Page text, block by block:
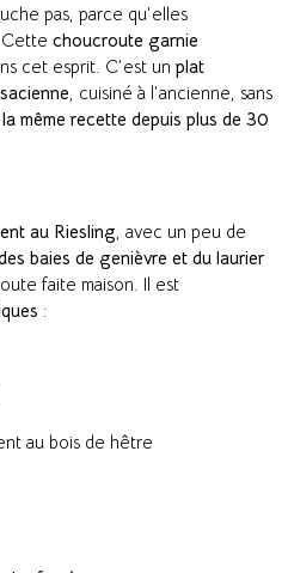
pas, parce qu’elles
choucroute garnie
cet esprit. C’est un plat
, cuisiné à l’ancienne, sans
même recette depuis plus de 30
au Riesling, avec un peu de
baies de genièvre et du laurier
faite maison. Il est
:
au bois de hêtre